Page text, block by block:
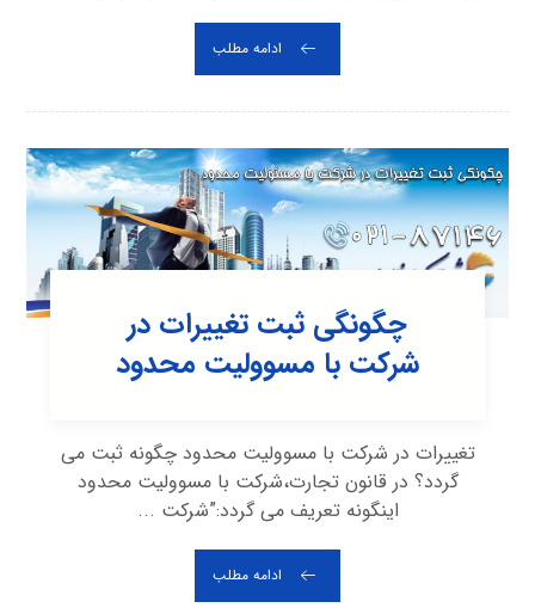
ادامه مطلب
چگونگی ثبت تغییرات در
شرکت با مسوولیت محدود
تغییرات در شرکت با مسوولیت محدود چگونه ثبت می
گردد؟ در قانون تجارت،شرکت با مسوولیت محدود
اینگونه تعریف می گردد:”شرکت ...
ادامه مطلب